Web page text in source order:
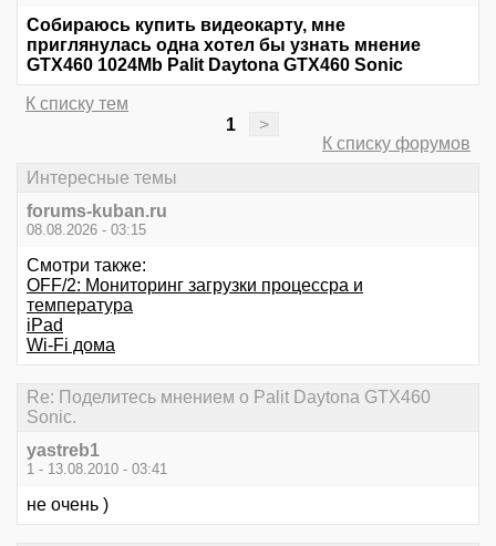
Собираюсь купить видеокарту, мне
приглянулась одна хотел бы узнать мнение
GTX460 1024Mb Palit Daytona GTX460 Sonic
К списку тем
1
>
К списку форумов
Интересные темы
forums-kuban.ru
08.08.2026 - 03:15
Смотри также:
OFF/2: Мониторинг загрузки процессра и
температура
iPad
Wi-Fi дома
Re: Поделитесь мнением о Palit Daytona GTX460
Sonic.
yastreb1
1 - 13.08.2010 - 03:41
не очень )